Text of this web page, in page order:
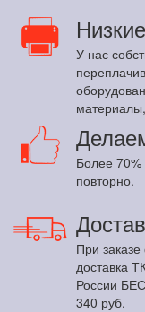
У нас
Более
повторно.
При
доставка
России
340 руб.